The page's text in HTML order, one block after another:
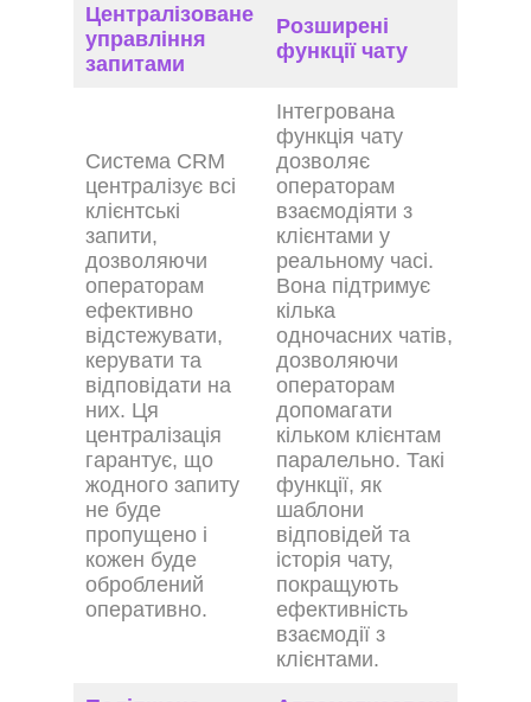
Централізоване
управління
запитами
Розширені
функції чату
Система CRM
централізує всі
клієнтські
запити,
дозволяючи
операторам
ефективно
відстежувати,
керувати та
відповідати на
них. Ця
централізація
гарантує, що
жодного запиту
не буде
пропущено і
кожен буде
оброблений
оперативно.
Інтегрована
функція чату
дозволяє
операторам
взаємодіяти з
клієнтами у
реальному часі.
Вона підтримує
кілька
одночасних чатів,
дозволяючи
операторам
допомагати
кільком клієнтам
паралельно. Такі
функції, як
шаблони
відповідей та
історія чату,
покращують
ефективність
взаємодії з
клієнтами.